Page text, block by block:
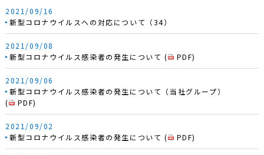
2021/09/16
新型コロナウイルスへの対応について（34）
2021/09/08
新型コロナウイルス感染者の発生について ( PDF)
2021/09/06
新型コロナウイルス感染者の発生について（当社グループ）
(
PDF)
2021/09/02
新型コロナウイルス感染者の発生について ( PDF)